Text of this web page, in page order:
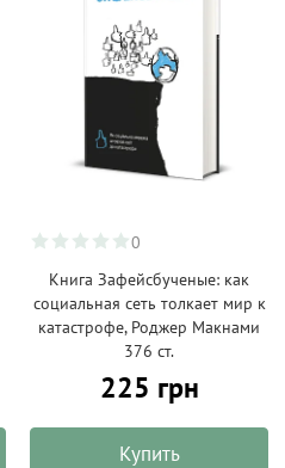
0
Книга Зафейсбученые: как
социальная сеть толкает мир к
катастрофе, Роджер Макнами
376 ст.
225 грн
Купить